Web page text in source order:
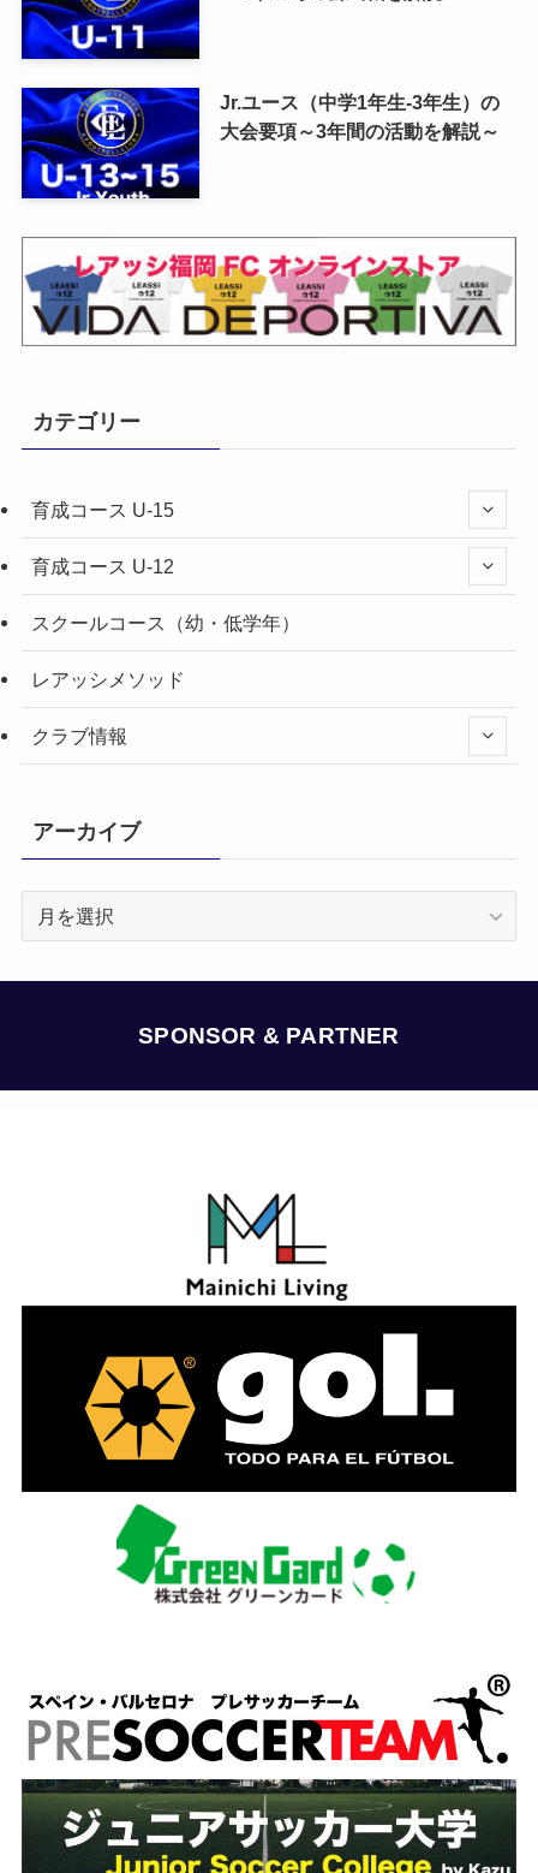
Jr.ユース（中学1年生-3年生）の
大会要項～3年間の活動を解説～
カテゴリー
育成コース U-15
育成コース U-12
スクールコース（幼・低学年）
レアッシメソッド
クラブ情報
アーカイブ
SPONSOR & PARTNER